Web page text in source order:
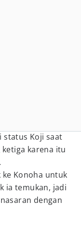
status Koji saat
karena itu
Konoha untuk
ia temukan, jadi
dengan